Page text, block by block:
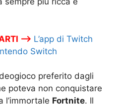
–> L’app di Twitch
Switch
preferito dagli
poteva non conquistare
l’immortale Fortnite. Il